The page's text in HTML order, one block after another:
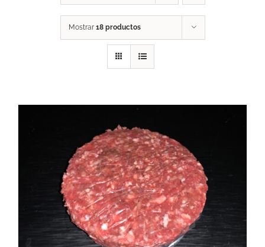
Mostrar 18 productos